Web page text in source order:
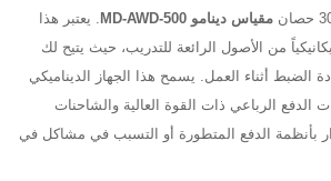
مقياس دينامو MD-AWD-500
. يعتبر هذا
من الأصول الرائعة للتدريب، حيث يتيح لك
الضبط أثناء العمل. يسمح هذا الجهاز الديناميكي
الدفع الرباعي ذات القوة العالية والشاحنات
بأنظمة الدفع المتطورة أو التسبب في مشاكل في